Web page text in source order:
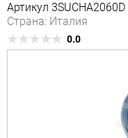
Артикул 3SUCHA2060D
Страна: Италия
0.0